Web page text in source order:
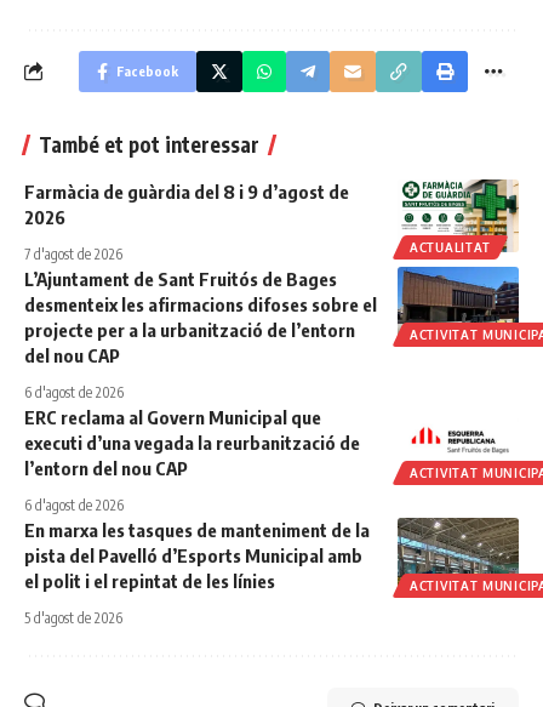
Facebook
També et pot interessar
ACTUALITAT
Farmàcia de guàrdia del 8 i 9 d’agost de
2026
7 d'agost de 2026
ACTIVITAT
L’Ajuntament de Sant Fruitós de Bages
desmenteix les afirmacions difoses sobre el
projecte per a la urbanització de l’entorn
del nou CAP
6 d'agost de 2026
ACTIVITAT
ERC reclama al Govern Municipal que
executi d’una vegada la reurbanització de
l’entorn del nou CAP
6 d'agost de 2026
ACTIVITAT
En marxa les tasques de manteniment de la
pista del Pavelló d’Esports Municipal amb
el polit i el repintat de les línies
5 d'agost de 2026